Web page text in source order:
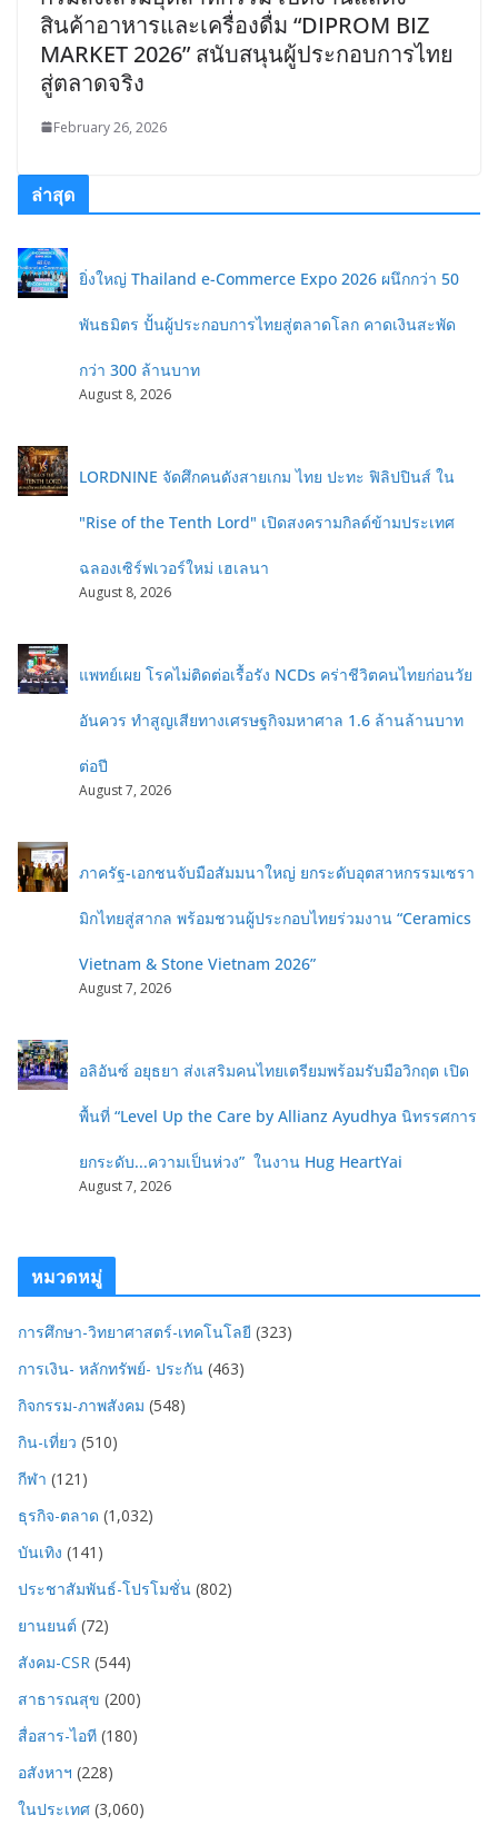
สินค้าอาหารและเครื่องดื่ม “DIPROM BIZ
MARKET 2026” สนับสนุนผู้ประกอบการไทย
สู่ตลาดจริง
February 26, 2026
ล่าสุด
ยิ่งใหญ่ Thailand e-Commerce Expo 2026 ผนึกกว่า 50
พันธมิตร ปั้นผู้ประกอบการไทยสู่ตลาดโลก คาดเงินสะพัด
กว่า 300 ล้านบาท
August 8, 2026
LORDNINE จัดศึกคนดังสายเกม ไทย ปะทะ ฟิลิปปินส์ ใน
"Rise of the Tenth Lord" เปิดสงครามกิลด์ข้ามประเทศ
ฉลองเซิร์ฟเวอร์ใหม่ เฮเลนา
August 8, 2026
แพทย์เผย โรคไม่ติดต่อเรื้อรัง NCDs คร่าชีวิตคนไทยก่อนวัย
อันควร ทำสูญเสียทางเศรษฐกิจมหาศาล 1.6 ล้านล้านบาท
ต่อปี
August 7, 2026
ภาครัฐ-เอกชนจับมือสัมมนาใหญ่ ยกระดับอุตสาหกรรมเซรา
มิกไทยสู่สากล พร้อมชวนผู้ประกอบไทยร่วมงาน “Ceramics
Vietnam & Stone Vietnam 2026”
August 7, 2026
อลิอันซ์ อยุธยา ส่งเสริมคนไทยเตรียมพร้อมรับมือวิกฤต เปิด
พื้นที่ “Level Up the Care by Allianz Ayudhya นิทรรศการ
ยกระดับ...ความเป็นห่วง” ในงาน Hug HeartYai
August 7, 2026
หมวดหมู่
การศึกษา-วิทยาศาสตร์-เทคโนโลยี (323)
การเงิน- หลักทรัพย์- ประกัน (463)
กิจกรรม-ภาพสังคม (548)
กิน-เที่ยว (510)
กีฬา (121)
ธุรกิจ-ตลาด (1,032)
บันเทิง (141)
ประชาสัมพันธ์-โปรโมชั่น (802)
ยานยนต์ (72)
สังคม-CSR (544)
สาธารณสุข (200)
สื่อสาร-ไอที (180)
อสังหาฯ (228)
ในประเทศ (3,060)